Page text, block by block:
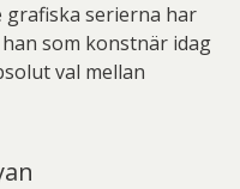
grafiska serierna har
som konstnär idag
val mellan